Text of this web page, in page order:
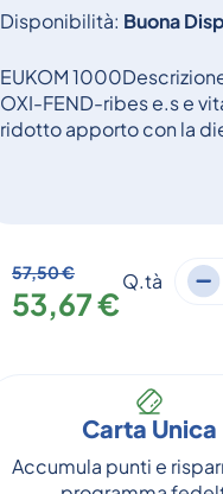
Disponibilità: Buona
EUKOM
OXI-FEND-ribes e.s e
ridotto apporto con la
57,50 €
53,67 €
Q.tà
Carta Unica
Accumula punti e